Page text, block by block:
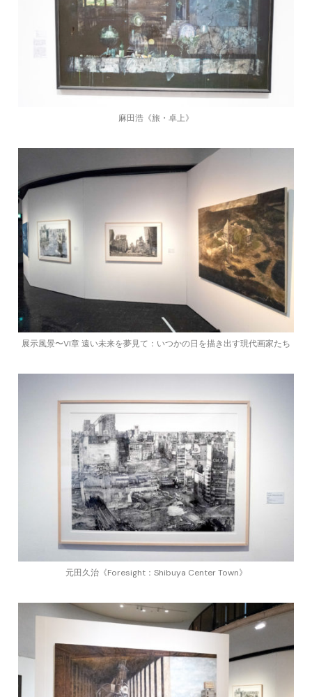
麻田浩《旅・卓上》
展示風景〜VI章 遠い未来を夢見て：いつかの日を描き出す現代画家たち
元田久治《Foresight：Shibuya Center Town》